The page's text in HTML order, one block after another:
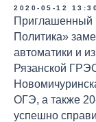
2020-05-12
Приглашенный
Политика»
автоматики и
Рязанской
ОГЭ, а также
успешно